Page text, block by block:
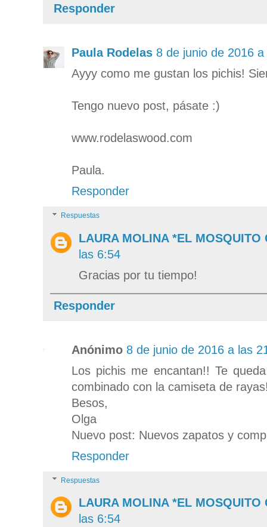
Responder
Paula Rodelas 8 de junio de 2016
Ayyy como me gustan los pichis!
Tengo nuevo post, pásate :)
www.rodelaswood.com
Paula.
Responder
Respuestas
LAURA MOLINA *EL MOSQUITO
las 6:54
Gracias por tu tiempo!
Responder
Anónimo 8 de junio de 2016 a las
Los pichis me encantan!! Te
combinado con la camiseta de
Besos,
Olga
Nuevo post: Nuevos zapatos y
Responder
Respuestas
LAURA MOLINA *EL MOSQUITO
las 6:54